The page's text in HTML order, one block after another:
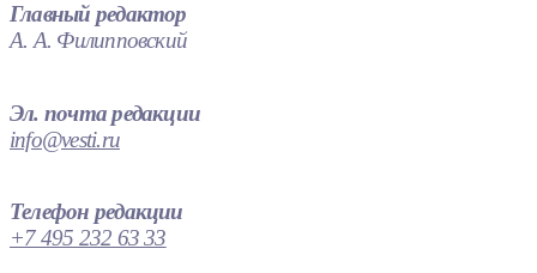
Главный редактор
А. А. Филипповский
Эл. почта редакции
info@vesti.ru
Телефон редакции
+7 495 232 63 33